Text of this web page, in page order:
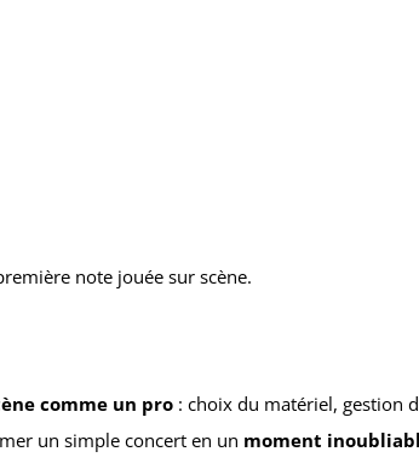
note jouée sur scène.
comme un pro : choix du matériel, gestion
un simple concert en un moment